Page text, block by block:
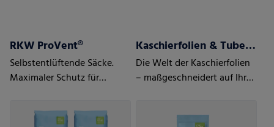
RKW ProVent®
Selbstentlüftende Säcke.
Maximaler Schutz für
pulvrige Güter.
Kaschierfolien & Tubenlaminatfolien
Die Welt der Kaschierfolien
– maßgeschneidert auf Ihre